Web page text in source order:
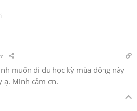
muốn đi du học kỳ mùa đông này
ạ. Mình cảm ơn.